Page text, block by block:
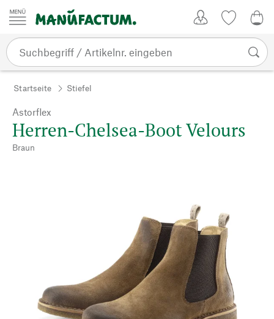
Zum Inhalt springen
Startseite Stiefel
Astorflex
Herren-Chelsea-Boot Velours
Braun